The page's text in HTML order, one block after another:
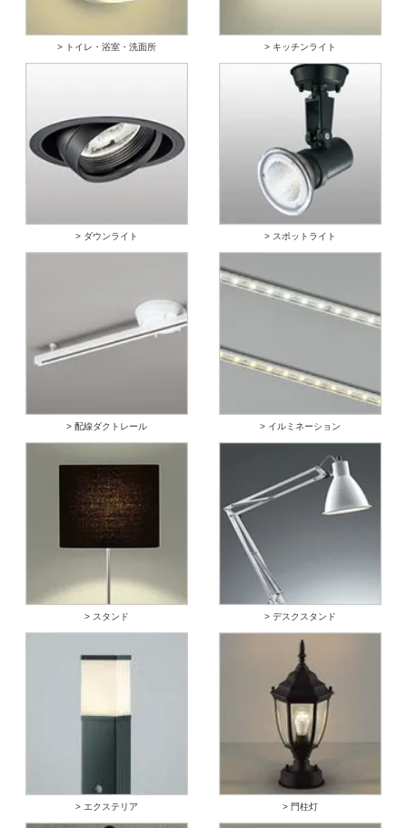
> トイレ・浴室・洗面所 > キッチンライト
> ダウンライト > スポットライト
> 配線ダクトレール > イルミネーション
> スタンド > デスクスタンド
> エクステリア > 門柱灯